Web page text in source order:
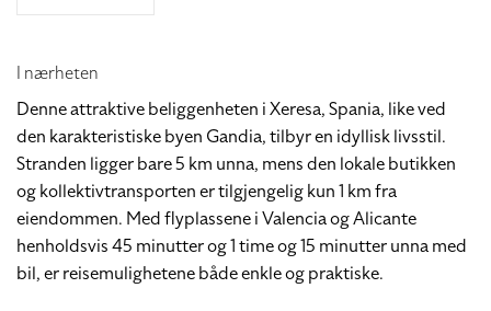
I nærheten
Denne attraktive beliggenheten i Xeresa, Spania, like ved
den karakteristiske byen Gandia, tilbyr en idyllisk livsstil.
Stranden ligger bare 5 km unna, mens den lokale butikken
og kollektivtransporten er tilgjengelig kun 1 km fra
eiendommen. Med flyplassene i Valencia og Alicante
henholdsvis 45 minutter og 1 time og 15 minutter unna med
bil, er reisemulighetene både enkle og praktiske.